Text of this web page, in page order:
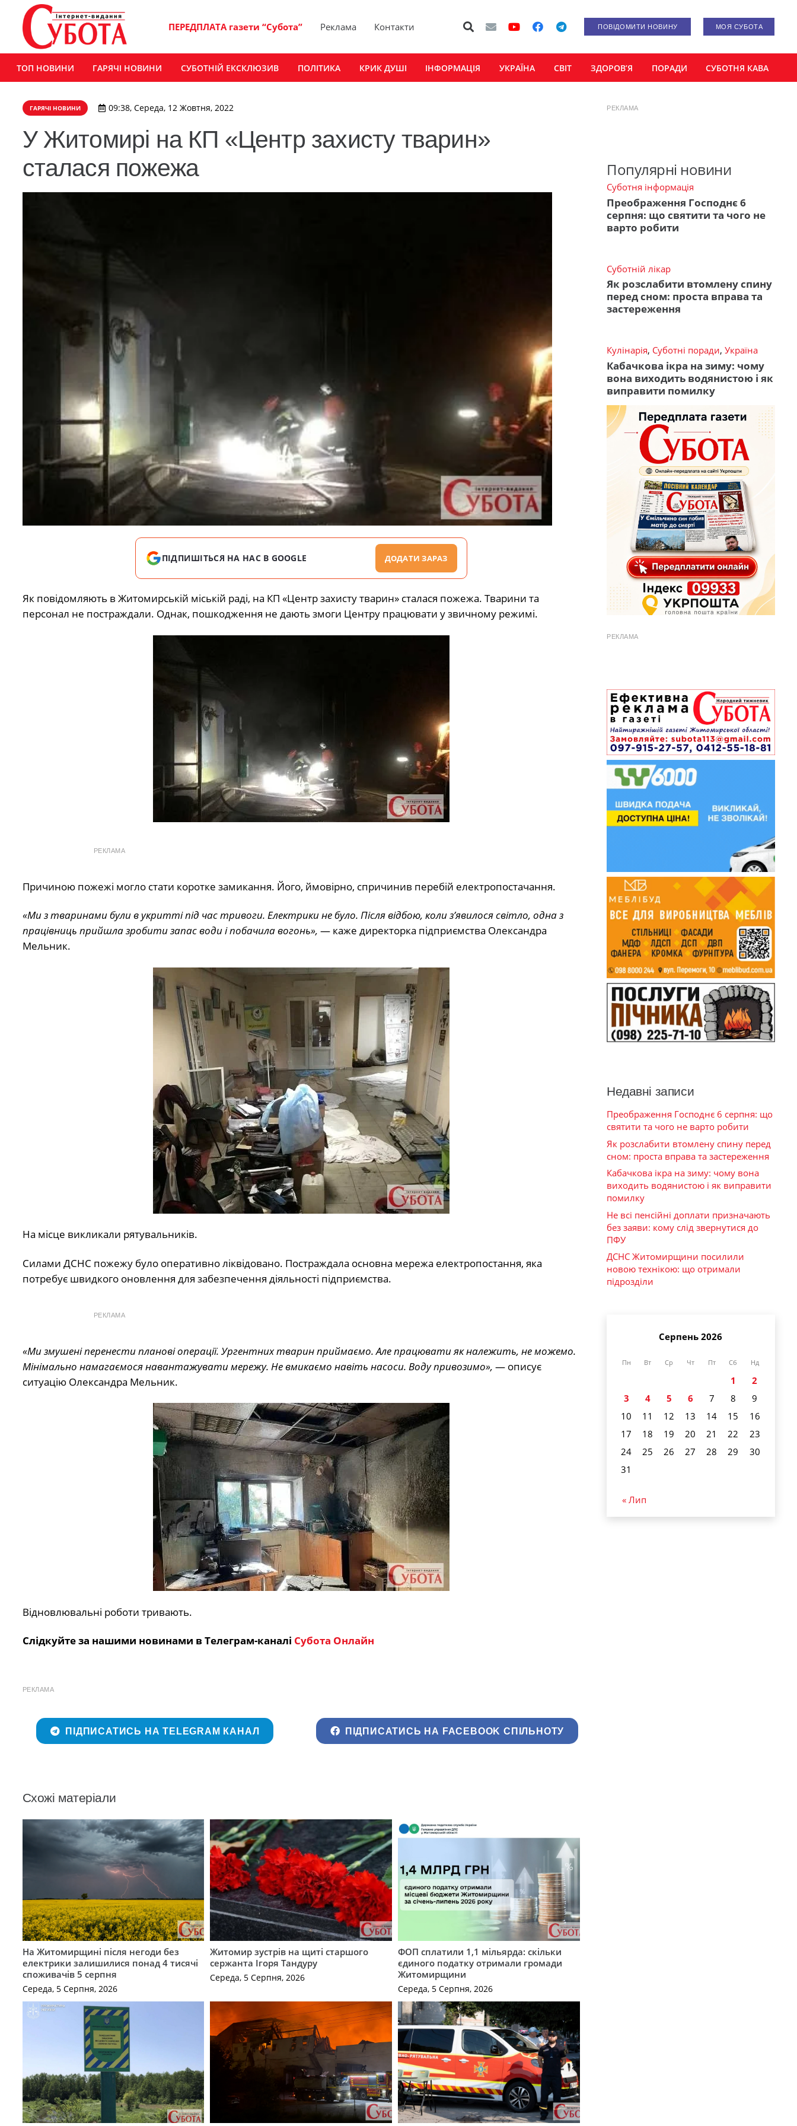
ПЕРЕДПЛАТА газети “Субота” Реклама Контакти ПОВІДОМИТИ НОВИНУ МОЯ СУБОТА
ТОП НОВИНИ ГАРЯЧІ НОВИНИ СУБОТНІЙ ЕКСКЛЮЗИВ ПОЛІТИКА КРИК ДУШІ ІНФОРМАЦІЯ УКРАЇНА СВІТ ЗДОРОВ’Я ПОРАДИ СУБОТНЯ КАВА
ГАРЯЧІ НОВИНИ 09:38, Середа, 12 Жовтня, 2022
У Житомирі на КП «Центр захисту тварин»
сталася пожежа
ПІДПИШІТЬСЯ НА НАС В GOOGLE ДОДАТИ ЗАРАЗ
Як повідомляють в Житомирській міській раді, на КП «Центр захисту тварин» сталася пожежа. Тварини та
персонал не постраждали. Однак, пошкодження не дають змоги Центру працювати у звичному режимі.
РЕКЛАМА
Причиною пожежі могло стати коротке замикання. Його, ймовірно, спричинив перебій електропостачання.
«Ми з тваринами були в укритті під час тривоги. Електрики не було. Після відбою, коли з’явилося світло, одна з
працівниць прийшла зробити запас води і побачила вогонь», — каже директорка підприємства Олександра
Мельник.
На місце викликали рятувальників.
Силами ДСНС пожежу було оперативно ліквідовано. Постраждала основна мережа електропостання, яка
потребує швидкого оновлення для забезпечення діяльності підприємства.
РЕКЛАМА
«Ми змушені перенести планові операції. Ургентних тварин приймаємо. Але працювати як належить, не можемо.
Мінімально намагаємося навантажувати мережу. Не вмикаємо навіть насоси. Воду привозимо», — описує
ситуацію Олександра Мельник.
Відновлювальні роботи тривають.
Слідкуйте за нашими новинами в Телеграм-каналі Субота Онлайн
РЕКЛАМА
ПІДПИСАТИСЬ НА TELEGRAM КАНАЛ ПІДПИСАТИСЬ НА FACEBOOK СПІЛЬНОТУ
Схожі матеріали
На Житомирщині після негоди без
електрики залишилися понад 4 тисячі
споживачів 5 серпня
Середа, 5 Серпня, 2026
Житомир зустрів на щиті старшого
сержанта Ігоря Тандуру
Середа, 5 Серпня, 2026
ФОП сплатили 1,1 мільярда: скільки
єдиного податку отримали громади
Житомирщини
Середа, 5 Серпня, 2026
РЕКЛАМА
Популярні новини
Суботня інформація
Преображення Господнє 6
серпня: що святити та чого не
варто робити
Суботній лікар
Як розслабити втомлену спину
перед сном: проста вправа та
застереження
Кулінарія, Суботні поради, Україна
Кабачкова ікра на зиму: чому
вона виходить водянистою і як
виправити помилку
РЕКЛАМА
Недавні записи
Преображення Господнє 6 серпня: що
святити та чого не варто робити
Як розслабити втомлену спину перед
сном: проста вправа та застереження
Кабачкова ікра на зиму: чому вона
виходить водянистою і як виправити
помилку
Не всі пенсійні доплати призначають
без заяви: кому слід звернутися до
ПФУ
ДСНС Житомирщини посилили
новою технікою: що отримали
підрозділи
Серпень 2026
Пн Вт Ср Чт Пт Сб Нд
1
2
3
4 5 6 7 8
9
10
11 12 13 14 15
16
17
18 19 20 21 22
23
24
25 26 27 28 29
30
31
« Лип